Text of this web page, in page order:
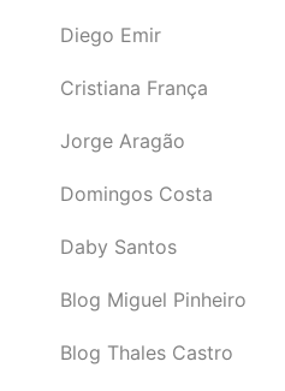
Diego Emir
Cristiana França
Jorge Aragão
Domingos Costa
Daby Santos
Blog Miguel Pinheiro
Blog Thales Castro